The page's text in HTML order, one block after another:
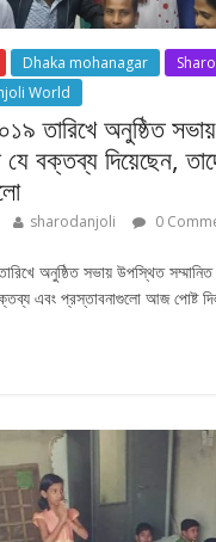
Dhaka mohanagar
World
তারিখে অনুষ্ঠিত
যে বক্তব্য দিয়েছেন,
sharodanjoli 0
অনুষ্ঠিত সভায় উপস্থিত সম্মানিত
এবং প্রস্তাবনাগুলো আজ পোষ্ট